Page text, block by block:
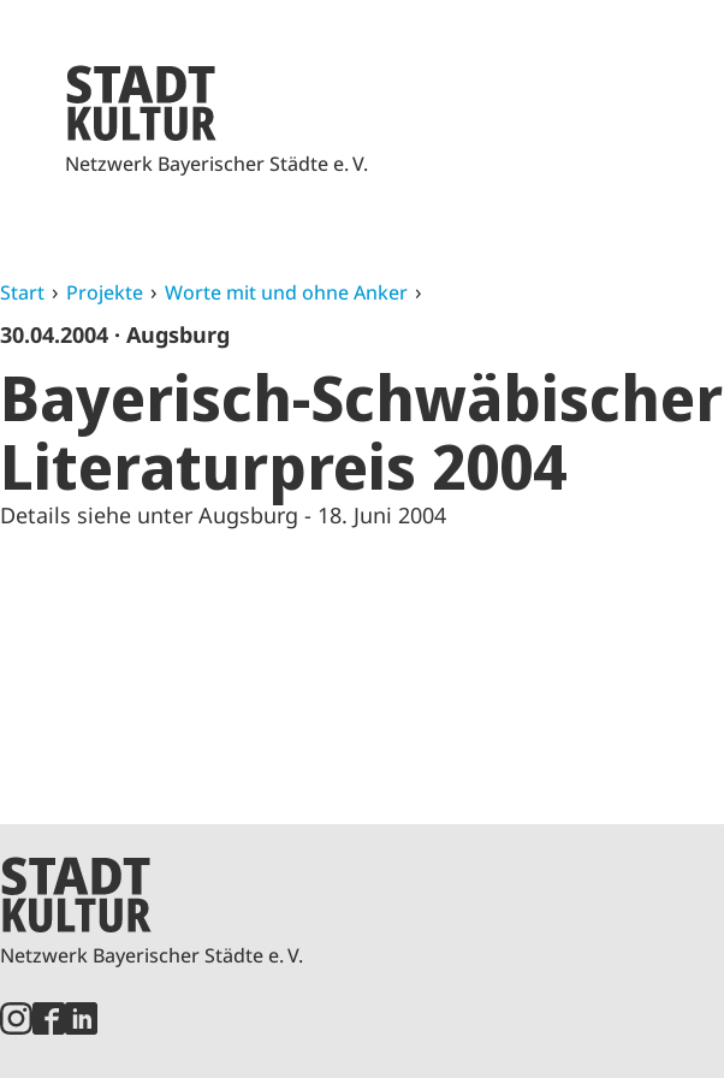
Netzwerk Bayerischer Städte e. V.
Start Projekte Worte mit und ohne Anker
30.04.2004 · Augsburg
Bayerisch-Schwäbischer
Literaturpreis 2004
Details siehe unter Augsburg - 18. Juni 2004
Netzwerk Bayerischer Städte e. V.